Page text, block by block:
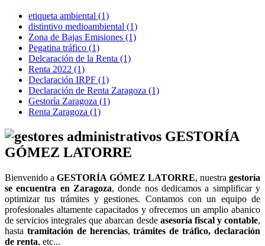
etiqueta ambiental (1)
distintivo medioambiental (1)
Zona de Bajas Emisiones (1)
Pegatina tráfico (1)
Delcaración de la Renta (1)
Renta 2022 (1)
Declaración IRPF (1)
Declaración de Renta Zaragoza (1)
Gestoría Zaragoza (1)
Renta Zaragoza (1)
GESTORÍA
GÓMEZ LATORRE
Bienvenido aGESTORÍA GÓMEZ LATORRE, nuestragestoría
se encuentra en Zaragoza, donde nos dedicamos a simplificar y
optimizar tus trámites y gestiones. Contamos con un equipo de
profesionales altamente capacitados y ofrecemos un amplio abanico
de servicios integrales que abarcan desde asesoría fiscal y contable,
hasta tramitación de herencias,trámites de tráfico, declaración
de renta, etc...